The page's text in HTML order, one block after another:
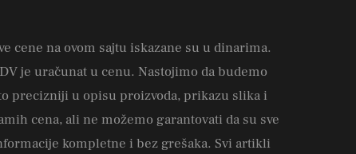
cene na ovom sajtu iskazane su u dinarima.
je uračunat u cenu. Nastojimo da budemo
precizniji u opisu proizvoda, prikazu slika i
cena, ali ne možemo garantovati da su sve
kompletne i bez grešaka. Svi artikli